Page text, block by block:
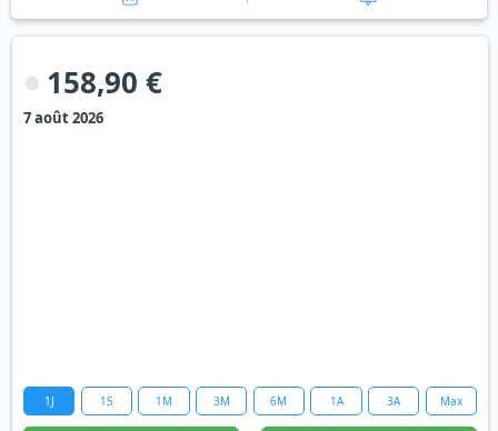
158,90 €
7 août 2026
1J 1S 1M 3M 6M 1A 3A Max